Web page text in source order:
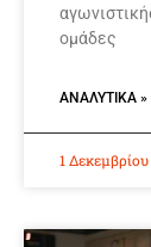
ομάδες
ΑΝΑΛΥΤΙΚΆ »
1